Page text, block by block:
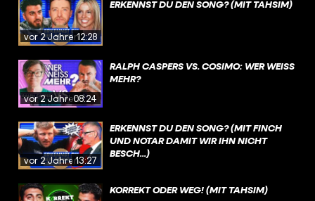
vor 2 Jahren12:28
ERKENNST DU DEN SONG? (MIT TAHSIM)
vor 2 Jahren08:24
RALPH CASPERS VS. COSIMO: WER WEISS M
EHR?
vor 2 Jahren13:27
ERKENNST DU DEN SONG? (MIT FINCH
UND NOTAR DAMIT WIR IHN NICHT
BESCH...)
KORREKT ODER WEG! (MIT TAHSIM)